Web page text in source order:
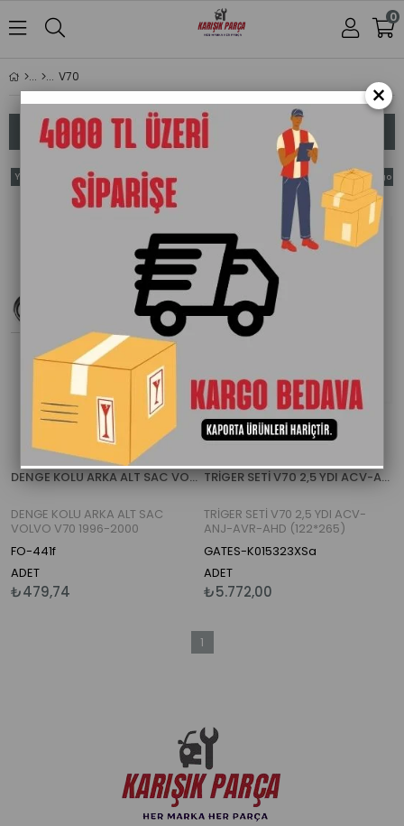
0
V70
Filtreleme
Sıralama
DENGE KOLU ARKA ALT SAC VOLVO V70 1996-2000
DENGE KOLU ARKA ALT SAC
VOLVO V70 1996-2000
FO-441f
ADET
₺479,74
Yeni
TRİGER SETİ V70 2,5 YDI ACV-ANJ-AVR-AHD (122*265)
TRİGER SETİ V70 2,5 YDI ACV-
ANJ-AVR-AHD (122*265)
GATES-K015323XSa
ADET
₺5.772,00
Ücretsiz Kargo
1
×